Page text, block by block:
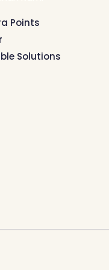
Points
Solutions